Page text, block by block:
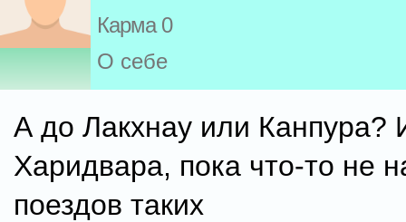
Карма 0
О себе
А до Лакхнау или Канпура?
Харидвара, пока что-то не
поездов таких